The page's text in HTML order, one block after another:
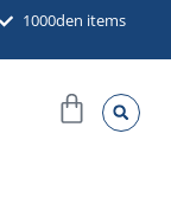
1000den items